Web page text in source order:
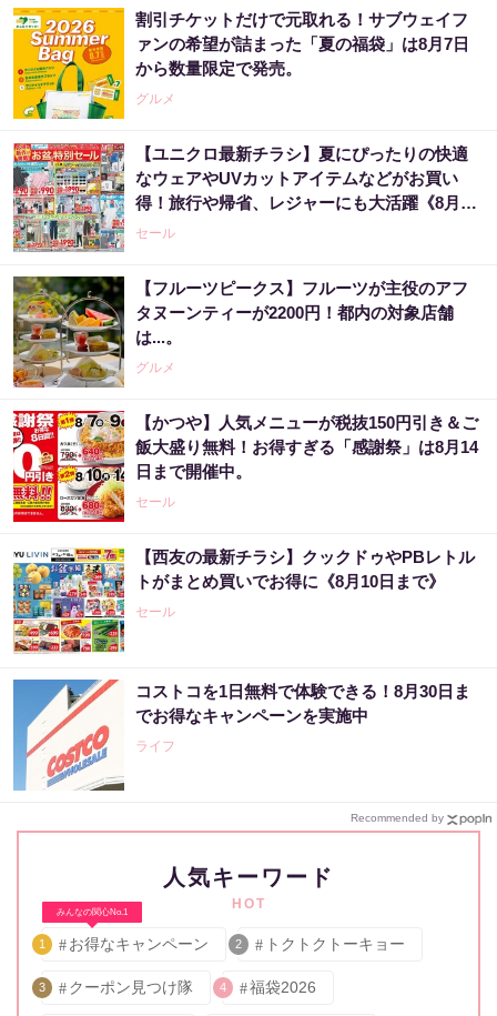
割引チケットだけで元取れる！サブウェイフ
ァンの希望が詰まった「夏の福袋」は8月7日
から数量限定で発売。
グルメ
【ユニクロ最新チラシ】夏にぴったりの快適
なウェアやUVカットアイテムなどがお買い
得！旅行や帰省、レジャーにも大活躍《8月13
日まで》
セール
【フルーツピークス】フルーツが主役のアフ
タヌーンティーが2200円！都内の対象店舗
は...。
グルメ
【かつや】人気メニューが税抜150円引き＆ご
飯大盛り無料！お得すぎる「感謝祭」は8月14
日まで開催中。
セール
【西友の最新チラシ】クックドゥやPBレトル
トがまとめ買いでお得に《8月10日まで》
セール
コストコを1日無料で体験できる！8月30日ま
でお得なキャンペーンを実施中
ライフ
Recommended by
人気キーワード
HOT
みんなの関心No.1
1 お得なキャンペーン 2 トクトクトーキョー
3 クーポン見つけ隊 4 福袋2026